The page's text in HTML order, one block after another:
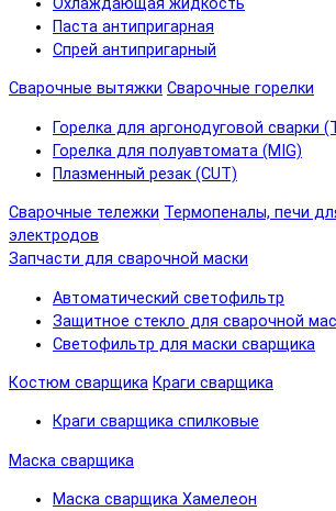
Охлаждающая жидкость
Паста антипригарная
Спрей антипригарный
Сварочные вытяжки Сварочные горелки
Горелка для аргонодуговой сварки
Горелка для полуавтомата (MIG)
Плазменный резак (CUT)
Сварочные тележки Термопеналы, печи
электродов
Запчасти для сварочной маски
Автоматический светофильтр
Защитное стекло для сварочной
Светофильтр для маски сварщика
Костюм сварщика Краги сварщика
Краги сварщика спилковые
Маска сварщика
Маска сварщика Хамелеон